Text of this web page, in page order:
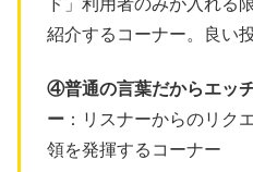
紹介するコーナー。良い
④普通の言葉だからエッ
ー ：リスナーからのリク
領を発揮するコーナー